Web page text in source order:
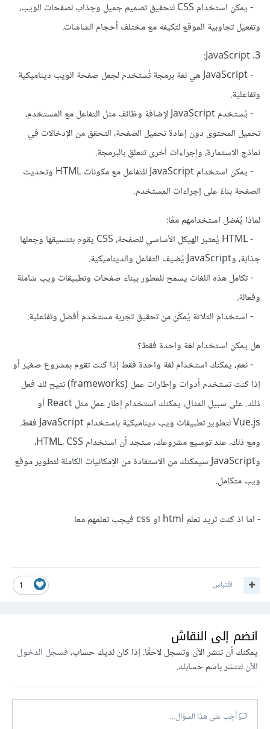
- يمكن استخدام CSS لتحقيق تصميم جميل وجذاب لصفحات الويب،
وتفعيل تجاوبية الموقع لتكيفه مع مختلف أحجام الشاشات.
3. JavaScript:
- JavaScript هي لغة برمجة تُستخدم لجعل صفحة الويب ديناميكية
وتفاعلية.
- يُستخدم JavaScript لإضافة وظائف مثل التفاعل مع المستخدم،
تحميل المحتوى دون إعادة تحميل الصفحة، التحقق من الإدخالات في
نماذج الاستمارة، وإجراءات أخرى تتعلق بالبرمجة.
- يمكن استخدام JavaScript للتفاعل مع مكونات HTML وتحديث
الصفحة بناءً على إجراءات المستخدم.
لماذا يُفضل استخدامهم معًا:
- HTML يُعتبر الهيكل الأساسي للصفحة، CSS يقوم بتنسيقها وجعلها
جذابة، وJavaScript يُضيف التفاعل والديناميكية.
- تكامل هذه اللغات يسمح للمطور ببناء صفحات وتطبيقات ويب شاملة
وفعالة.
- استخدام الثلاثة يُمكّن من تحقيق تجربة مستخدم أفضل وتفاعلية.
هل يمكن استخدام لغة واحدة فقط؟
- نعم، يمكنك استخدام لغة واحدة فقط إذا كنت تقوم بمشروع صغير أو
إذا كنت تستخدم أدوات وإطارات عمل (frameworks) تتيح لك فعل
ذلك. على سبيل المثال، يمكنك استخدام إطار عمل مثل React أو
Vue.js لتطوير تطبيقات ويب ديناميكية باستخدام JavaScript فقط.
ومع ذلك، عند توسيع مشروعك، ستجد أن استخدام HTML، CSS،
وJavaScript سيمكنك من الاستفادة من الإمكانيات الكاملة لتطوير موقع
ويب متكامل.
- اما اذ كنت تريد تعلم html او css فيجب تعلمهم معا
1 اقتباس
انضم إلى النقاش
يمكنك أن تنشر الآن وتسجل لاحقًا. إذا كان لديك حساب،فسجل الدخول
الآنلتنشر باسم حسابك.
أجب على هذا السؤال...